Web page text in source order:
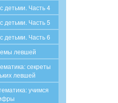
детьми. Часть 4
детьми. Часть 5
детьми. Часть 6
левшей
секреты
левшей
учимся